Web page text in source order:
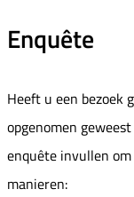
Enquête
Heeft u een bezoek
opgenomen
enquête invullen
manieren: